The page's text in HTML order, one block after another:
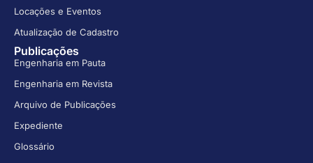
Locações e Eventos
Atualização de Cadastro
Publicações
Engenharia em Pauta
Engenharia em Revista
Arquivo de Publicações
Expediente
Glossário